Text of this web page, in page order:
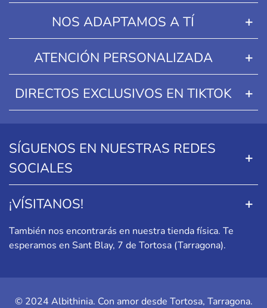
NOS ADAPTAMOS A TÍ
ATENCIÓN PERSONALIZADA
DIRECTOS EXCLUSIVOS EN TIKTOK
SÍGUENOS EN NUESTRAS REDES
SOCIALES
¡VÍSITANOS!
También nos encontrarás en nuestra tienda física. Te
esperamos en Sant Blay, 7 de Tortosa (Tarragona).
© 2024 Albithinia. Con amor desde Tortosa, Tarragona.